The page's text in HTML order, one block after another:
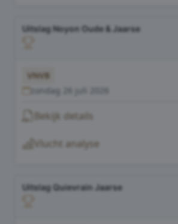
Uitslag Noyon Oude & Jaarse
VNVB
zondag 26 juli 2026
Bekijk details
Vlucht analyse
Uitslag Quievrain Jaarse